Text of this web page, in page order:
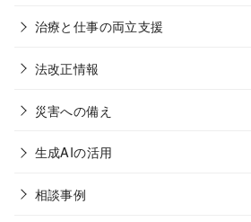
治療と仕事の両立支援
法改正情報
災害への備え
生成AIの活用
相談事例